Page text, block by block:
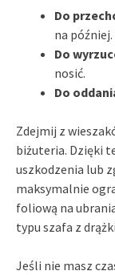
Do
na później.
Do
nosić.
Do
Zdejmij z
biżuteria. Dzięki
uszkodzenia lub
maksymalnie
foliową na
typu szafa z
Jeśli nie masz